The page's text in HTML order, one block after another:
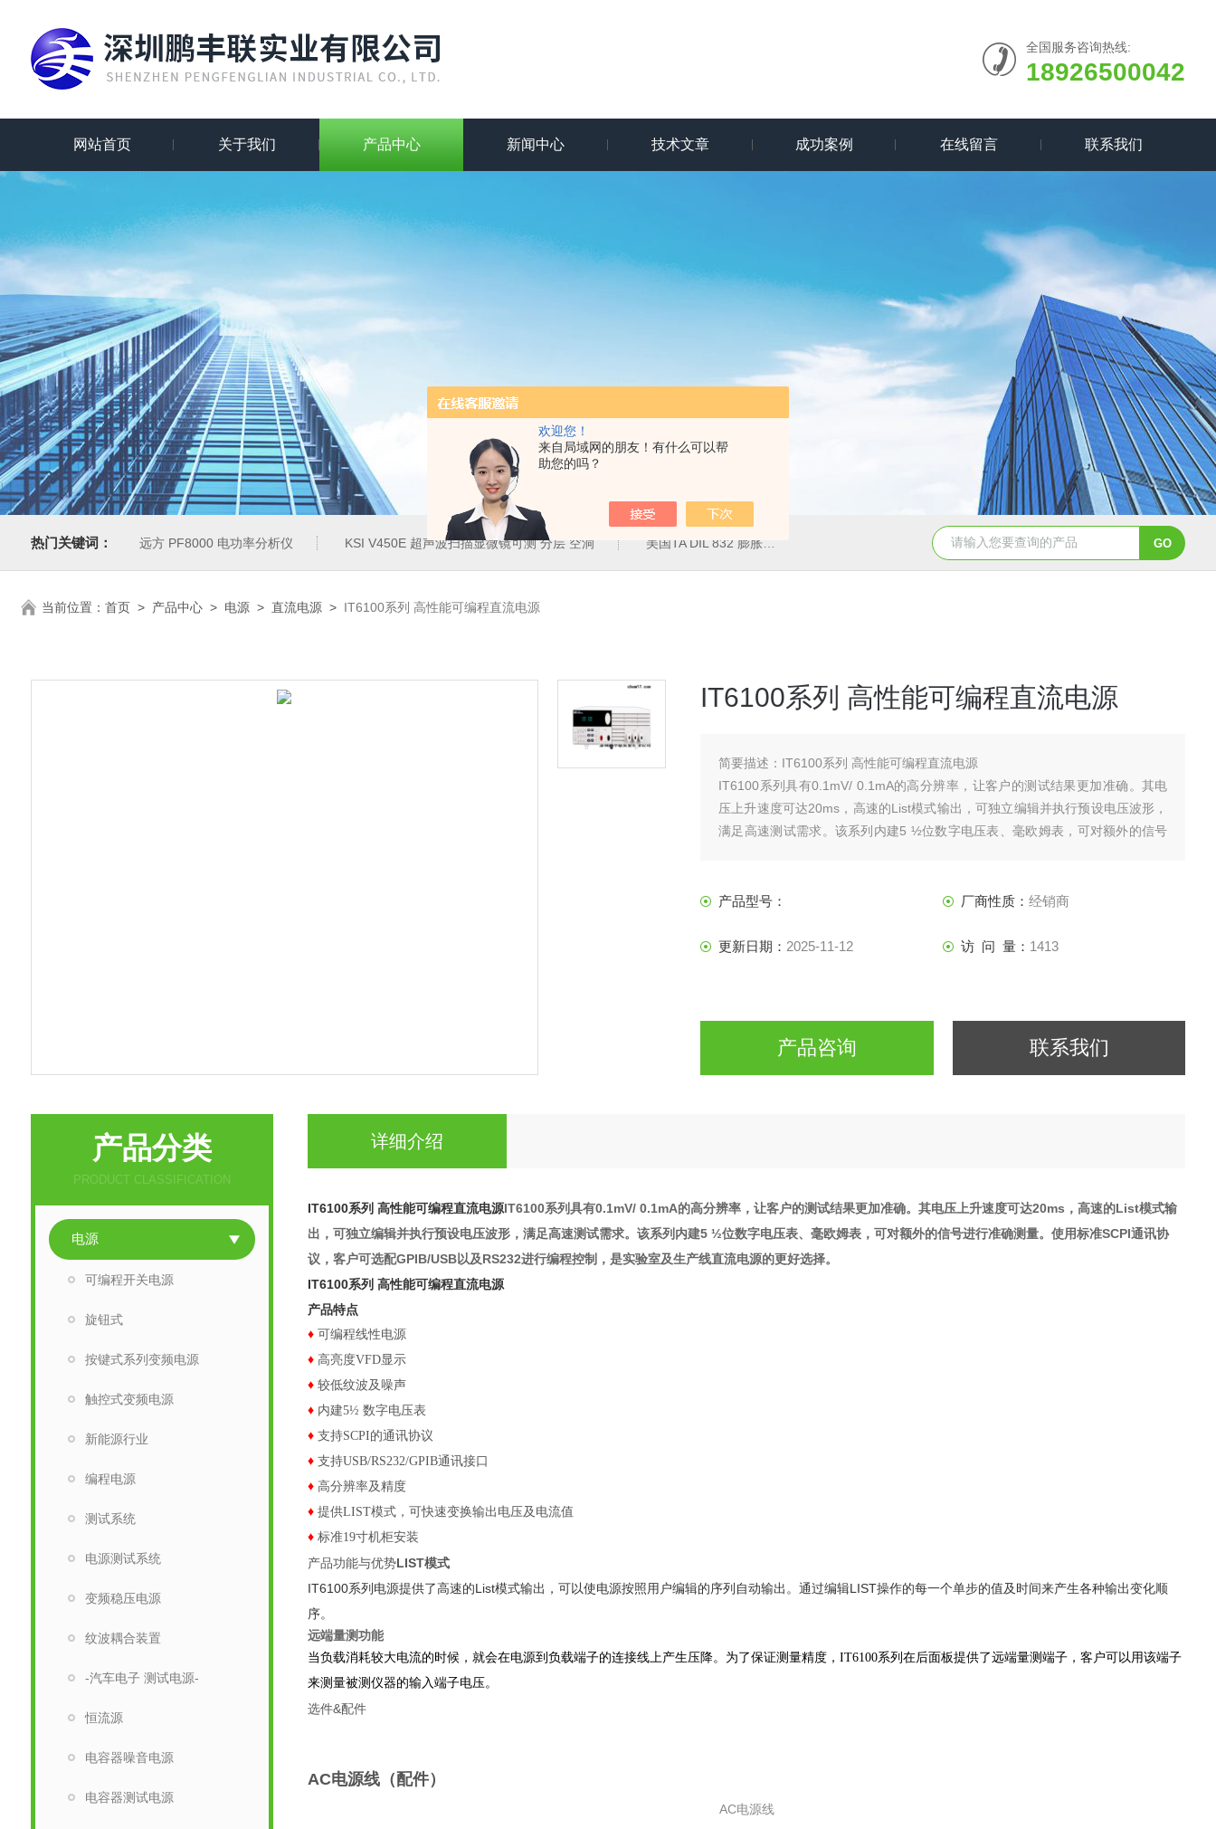
欢迎您！
来自局域网的朋友！有什么可以帮
助您的吗？
全国服务咨询热线:
18926500042
网站首页 关于我们 产品中心 新闻中心 技术文章 成功案例 在线留言 联系我们
热门关键词： 远方 PF8000 电功率分析仪 KSI V450E 超声波扫描显微镜可测 分层 空洞 美国TA DIL 832 膨胀仪 TGA 550热重分析仪 美国TA Discovery Core 流变仪
当前位置： 首页 > 产品中心 > 电源 > 直流电源 > IT6100系列 高性能可编程直流电源
IT6100系列 高性能可编程直流电源
简要描述： IT6100系列 高性能可编程直流电源
IT6100系列具有0.1mV/ 0.1mA的高分辨率，让客户的测试结果更加准确。其电
压上升速度可达20ms，高速的List模式输出，可独立编辑并执行预设电压波形，
满足高速测试需求。该系列内建5 ½位数字电压表、毫欧姆表，可对额外的信号
产品型号： 厂商性质：经销商
更新日期： 2025-11-12 访 问 量： 1413
产品咨询 联系我们
产品分类
PRODUCT CLASSIFICATION
电源
可编程开关电源
旋钮式
按键式系列变频电源
触控式变频电源
新能源行业
编程电源
测试系统
电源测试系统
变频稳压电源
纹波耦合装置
-汽车电子 测试电源-
恒流源
电容器噪音电源
电容器测试电源
详细介绍
IT6100系列 高性能可编程直流电源IT6100系列具有0.1mV/ 0.1mA的高分辨率，让客户的测试结果更加准确。其电压上升速度可达20ms ，高速的List模式输
出，可独立编辑并执行预设电压波形，满足高速测试需求。该系列内建5½位数字电压表、毫欧姆表，可对额外的信号进行准确测量。使用标准SCPI通讯协
议，客户可选配GPIB/USB以及RS232进行编程控制，是实验室及生产线直流电源的更好选择。
IT6100系列 高性能可编程直流电源
产品特点
♦可编程线性电源
♦ 高亮度VFD显示
♦较低纹波及噪声
♦ 内建5½ 数字电压表
♦支持SCPI的通讯协议
♦支持USB/RS232/GPIB通讯接口
♦ 高分辨率及精度
♦提供LIST模式，可快速变换输出电压及电流值
♦标准19寸机柜安装
产品功能与优势LIST模式
IT6100系列电源提供了高速的List模式输出，可以使电源按照用户编辑的序列自动输出。通过编辑LIST操作的每一个单步的值及时间来产生各种输出变化顺
序。
远端量测功能
当负载消耗较大电流的时候，就会在电源到负载端子的连接线上产生压降。为了保证测量精度，IT6100系列在后面板提供了远端量测端子，客户可以用该端子
来测量被测仪器的输入端子电压。
选件&配件
AC电源线（配件）
AC电源线